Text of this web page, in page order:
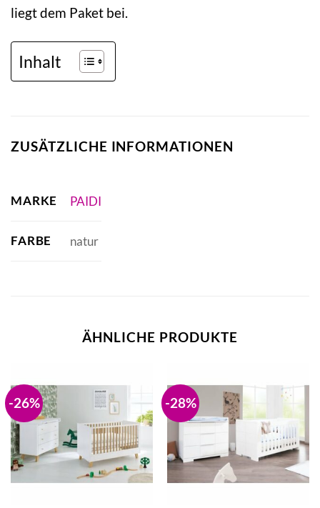
liegt dem Paket bei.
Inhalt
ZUSÄTZLICHE INFORMATIONEN
MARKE PAIDI
FARBE natur
ÄHNLICHE PRODUKTE
-26% -28%